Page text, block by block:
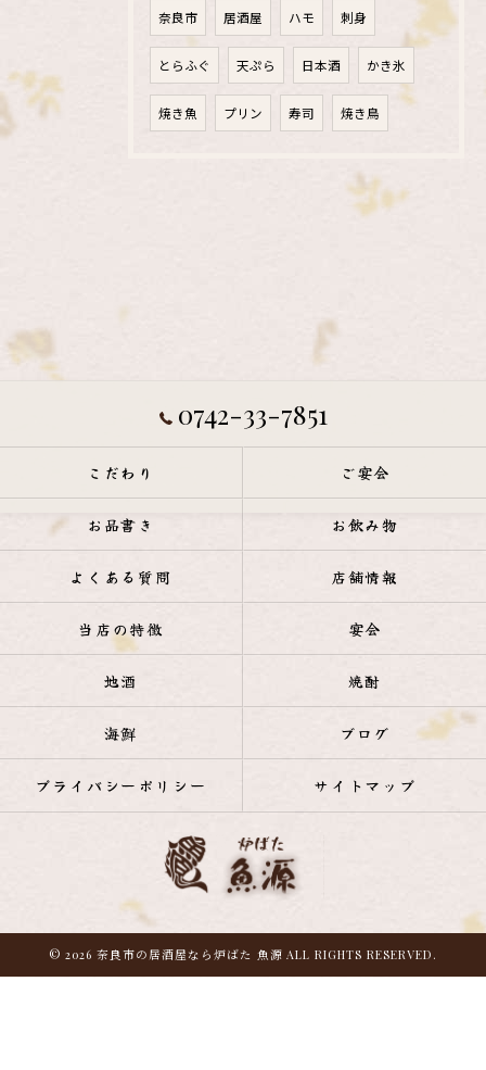
奈良市 居酒屋 ハモ 刺身
とらふぐ 天ぷら 日本酒 かき氷
焼き魚 プリン 寿司 焼き鳥
0742-33-7851
こだわり ご宴会
お品書き お飲み物
よくある質問 店舗情報
当店の特徴 宴会
地酒 焼酎
海鮮 ブログ
プライバシーポリシー サイトマップ
© 2026 奈良市の居酒屋なら炉ばた 魚源 ALL RIGHTS RESERVED.